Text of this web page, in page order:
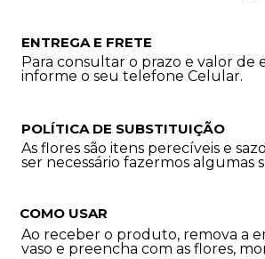
ENTREGA E FRETE
Para consultar o prazo e valor de
informe o seu telefone Celular.
POLÍTICA DE SUBSTITUIÇÃO
As flores são itens perecíveis e
ser necessário fazermos
COMO USAR
Ao receber o produto, remova a
vaso e preencha com as flores,